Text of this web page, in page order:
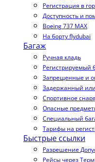
Регистрация в
Доступность и
Boeing 737 MAX
На борту flydubai
Багаж
Ручная кладь
Регистрируемый
Запрещенные и
Задержанный
Спортивное
Опасные
Специальный
Тарифы на
Быстрые ссылки
Разрешение
Рейсы через